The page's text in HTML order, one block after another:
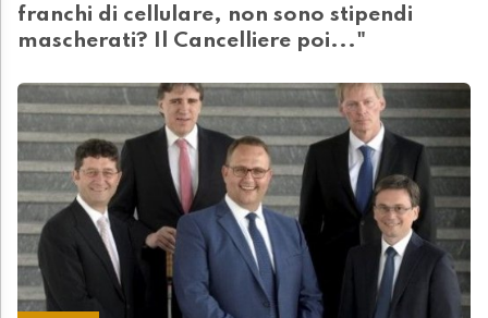
franchi di cellulare, non sono stipendi
mascherati? Il Cancelliere poi..."